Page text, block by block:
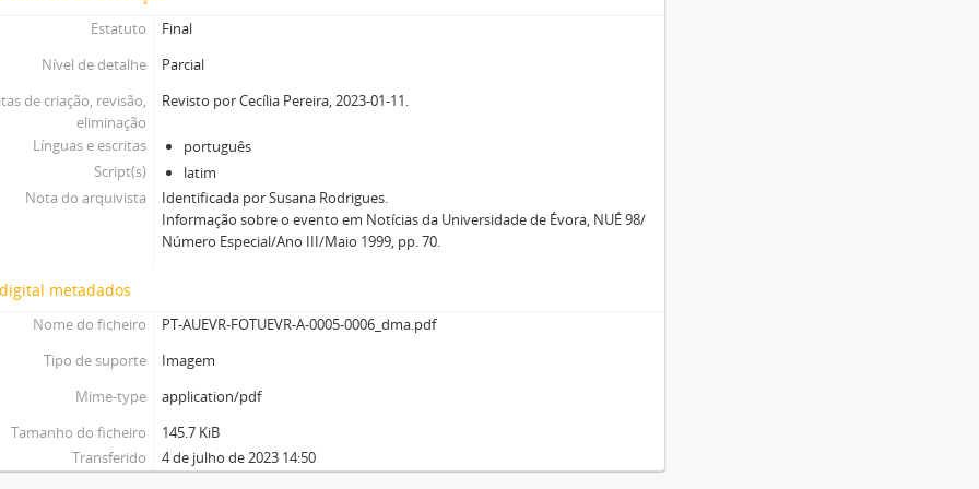
Estatuto
Final
Nível de detalhe
Parcial
de criação, revisão,
eliminação
Revisto por Cecília Pereira, 2023-01-11.
Línguas e escritas
português
Script(s)
latim
Nota do arquivista
Identificada por Susana Rodrigues.
Informação sobre o evento em Notícias da Universidade de Évora, NUÉ 98/
Número Especial/Ano III/Maio 1999, pp. 70.
metadados
Nome do ficheiro
PT-AUEVR-FOTUEVR-A-0005-0006_dma.pdf
Tipo de suporte
Imagem
Mime-type
application/pdf
Tamanho do ficheiro
145.7 KiB
Transferido
4 de julho de 2023 14:50